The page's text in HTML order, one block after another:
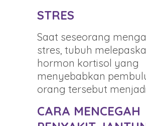
STRES
Saat seseorang
stres, tubuh
hormon kortisol yang
menyebabkan
orang tersebut
CARA MENCEGAH